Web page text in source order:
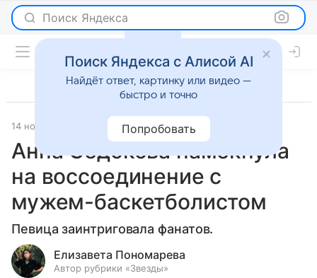
Поиск Яндекса
14 ноября 2024 Светская жизнь
Анна Седокова намекнула
на воссоединение с
мужем-баскетболистом
Певица заинтриговала фанатов.
Елизавета Пономарева
Автор рубрики «Звезды»
Поиск Яндекса с Алисой AI
Найдёт ответ, картинку или видео —
быстро и точно
Попробовать